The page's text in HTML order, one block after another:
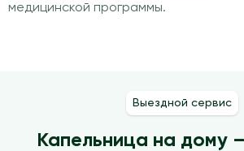
медицинской программы.
Выездной сервис
Капельница на дому